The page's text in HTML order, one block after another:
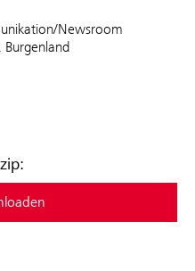
Newsroom
Burgenland